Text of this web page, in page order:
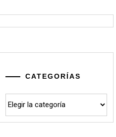
CATEGORÍAS